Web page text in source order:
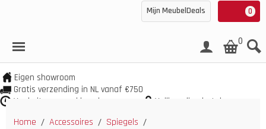
0
Mijn MeubelDeals
0
Eigen showroom
Gratis verzending in NL vanaf €750
Veel uit voorraad leverbaar
Veilig online betalen
Home / Accessoires / Spiegels /